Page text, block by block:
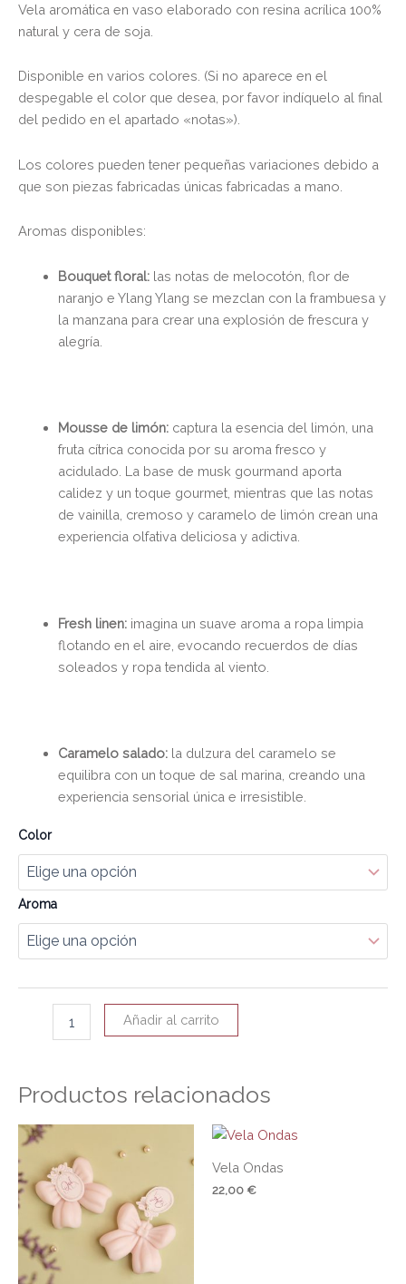
Vela aromática en vaso elaborado con resina acrílica 100%
natural y cera de soja.
Disponible en varios colores. (Si no aparece en el
despegable el color que desea, por favor indíquelo al final
del pedido en el apartado «notas»).
Los colores pueden tener pequeñas variaciones debido a
que son piezas fabricadas únicas fabricadas a mano.
Aromas disponibles:
Bouquet floral:las notas de melocotón, flor de
naranjo e Ylang Ylang se mezclan con la frambuesa y
la manzana para crear una explosión de frescura y
alegría.
Mousse de limón: captura la esencia del limón, una
fruta cítrica conocida por su aroma fresco y
acidulado. La base de musk gourmand aporta
calidez y un toque gourmet, mientras que las notas
de vainilla, cremoso y caramelo de limón crean una
experiencia olfativa deliciosa y adictiva.
Fresh linen:imagina un suave aroma a ropa limpia
flotando en el aire, evocando recuerdos de días
soleados y ropa tendida al viento.
Caramelo salado:la dulzura del caramelo se
equilibra con un toque de sal marina, creando una
experiencia sensorial única e irresistible.
Color
Aroma
Añadir al carrito
Productos relacionados
Vela Ondas
22,00 €